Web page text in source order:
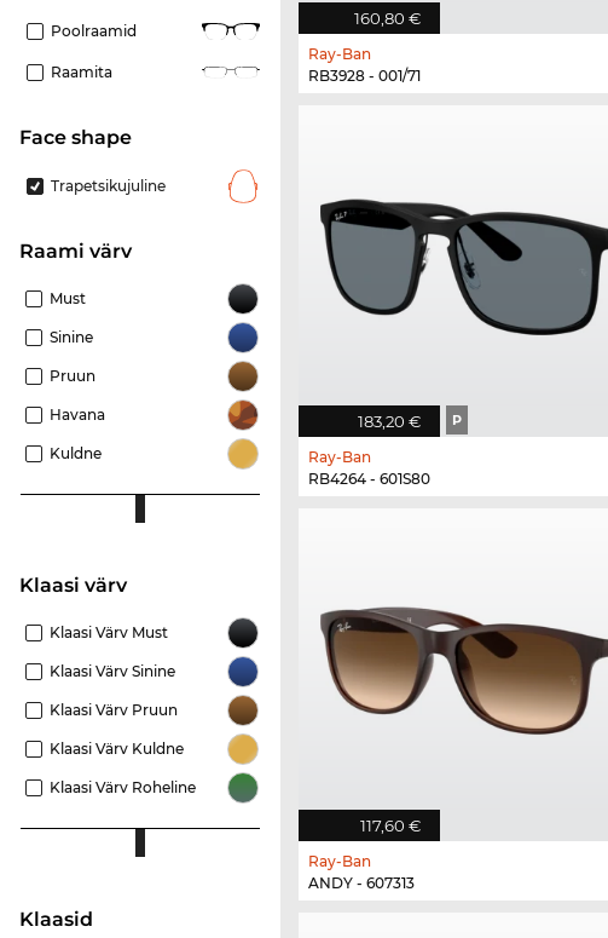
Poolraamid
Raamita
Face shape
Trapetsikujuline
Raami värv
Must
Sinine
Pruun
Havana
Kuldne
Klaasi värv
Klaasi Värv Must
Klaasi Värv Sinine
Klaasi Värv Pruun
Klaasi Värv Kuldne
Klaasi Värv Roheline
Klaasid
160,80 €
Ray-Ban
RB3928 - 001/71
183,20 € P
Ray-Ban
RB4264 - 601S80
117,60 €
Ray-Ban
ANDY - 607313